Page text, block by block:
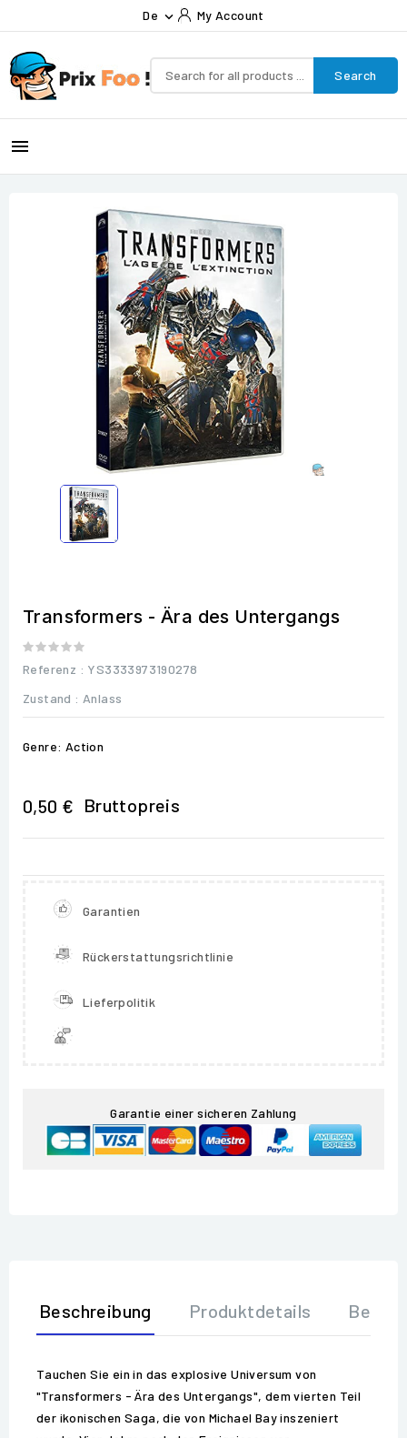
De  My Account
Search

Transformers - Ära des Untergangs
Referenz : YS3333973190278
Zustand : Anlass
Genre: Action
0,50 € Bruttopreis
Garantien
Rückerstattungsrichtlinie
Lieferpolitik
Garantie einer sicheren Zahlung
Beschreibung Produktdetails
Tauchen Sie ein in das explosive Universum von
"Transformers - Ära des Untergangs", dem vierten Teil
der ikonischen Saga, die von Michael Bay inszeniert